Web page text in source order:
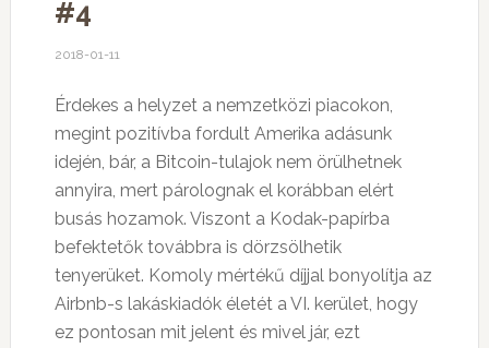
#4
2018-01-11
Érdekes a helyzet a nemzetközi piacokon,
megint pozitívba fordult Amerika adásunk
idején, bár, a Bitcoin-tulajok nem örülhetnek
annyira, mert párolognak el korábban elért
busás hozamok. Viszont a Kodak-papírba
befektetők továbbra is dörzsölhetik
tenyerüket. Komoly mértékű díjjal bonyolítja az
Airbnb-s lakáskiadók életét a VI. kerület, hogy
ez pontosan mit jelent és mivel jár, ezt